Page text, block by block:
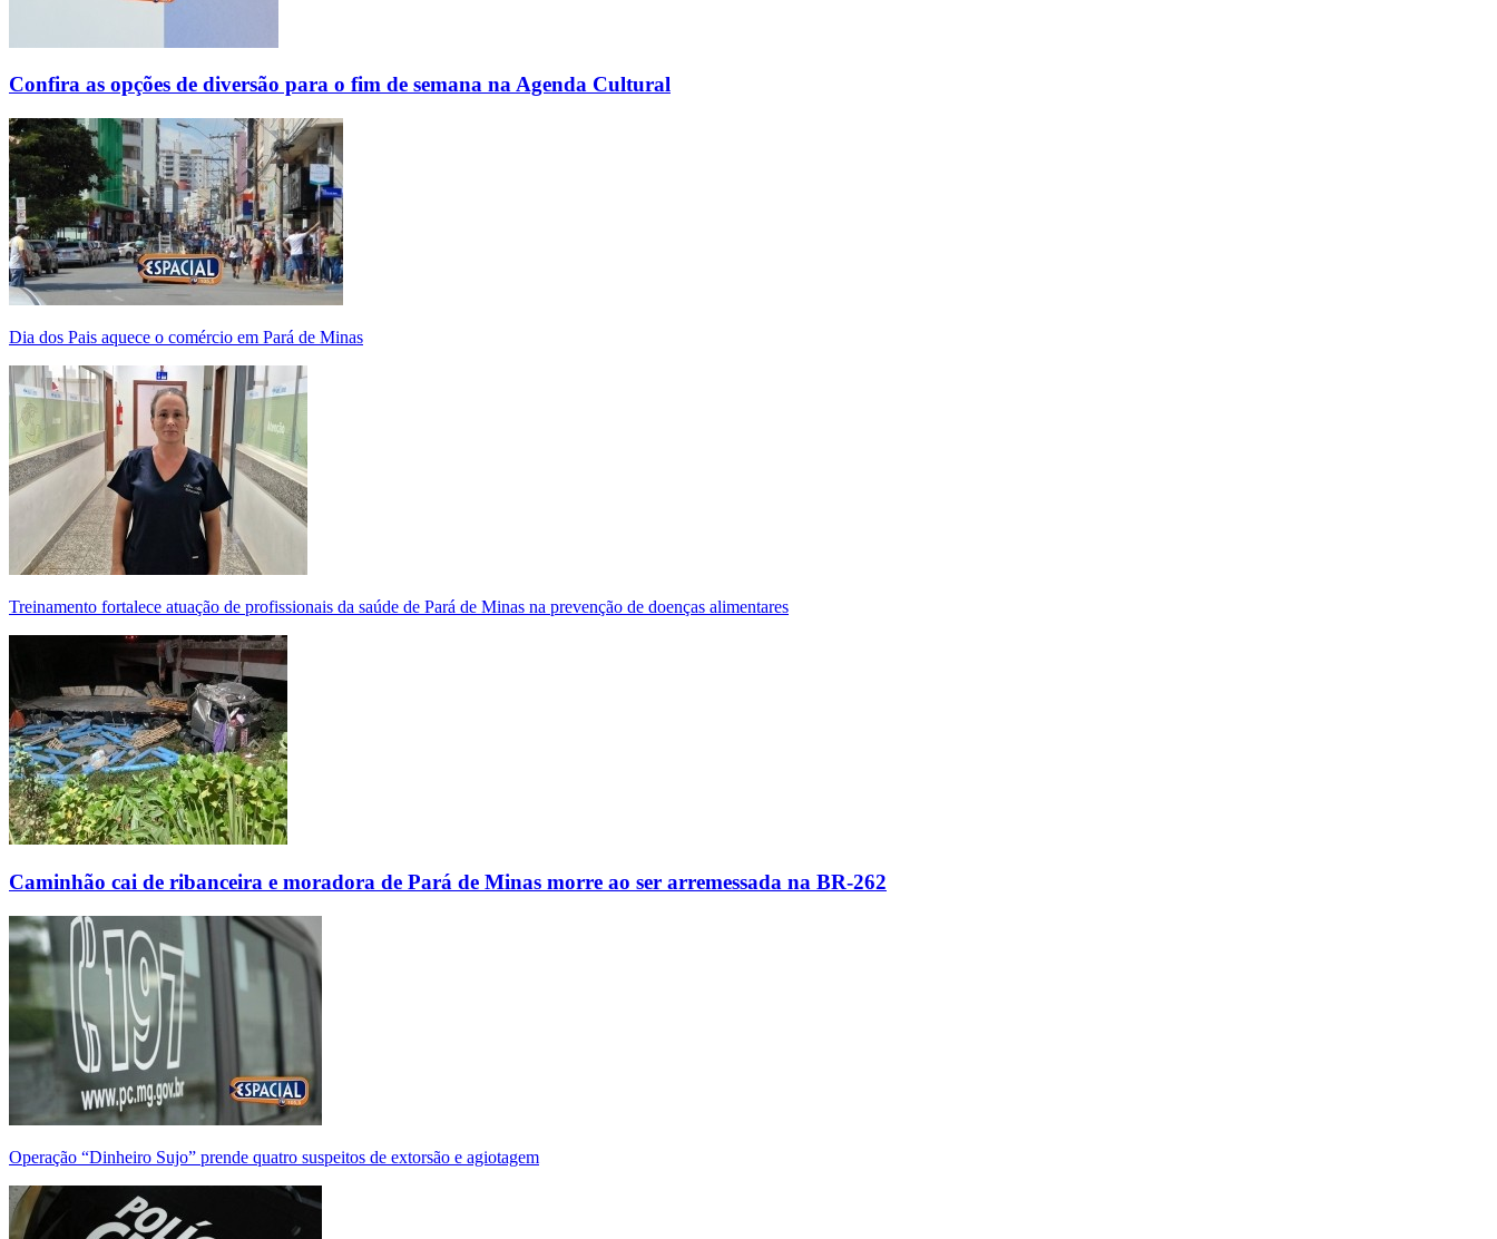
Confira as opções de diversão para o fim de semana na Agenda Cultural
Dia dos Pais aquece o comércio em Pará de Minas
Treinamento fortalece atuação de profissionais da saúde de Pará de Minas na prevenção de doenças alimentares
Caminhão cai de ribanceira e moradora de Pará de Minas morre ao ser arremessada na BR-262
Operação “Dinheiro Sujo” prende quatro suspeitos de extorsão e agiotagem